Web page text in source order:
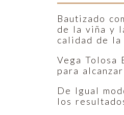
Bautizado
de la viña y
calidad de
Vega Tolosa
para
De Igual
los